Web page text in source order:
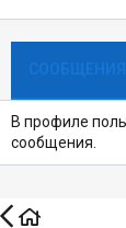
В профиле
сообщения.